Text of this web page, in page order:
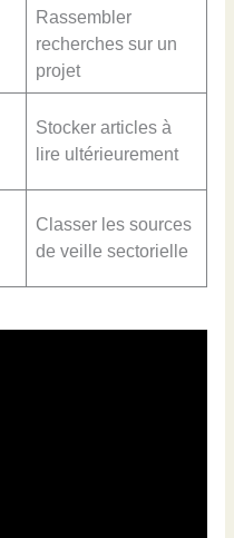
Rassembler
recherches sur un
projet
Stocker articles à
lire ultérieurement
Classer les sources
de veille sectorielle